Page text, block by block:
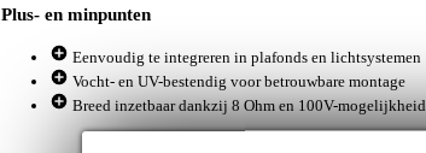
Plus- en minpunten
Eenvoudig te integreren in plafonds en lichtsystemen
Vocht- en UV-bestendig voor betrouwbare montage
Breed inzetbaar dankzij 8 Ohm en 100V-mogelijkheid